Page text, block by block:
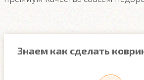
Знаем как сделать